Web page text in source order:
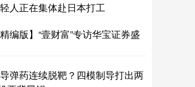
人正在集体赴日本打工
编版】“壹财富”专访华宝证券盛
弹药连续脱靶？四模制导打出两